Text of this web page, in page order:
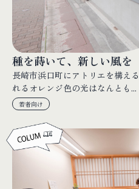
種を蒔いて、新しい風を
長崎市浜口町にアトリエを構え
れるオレンジ色の光はなんとも...
若者向け